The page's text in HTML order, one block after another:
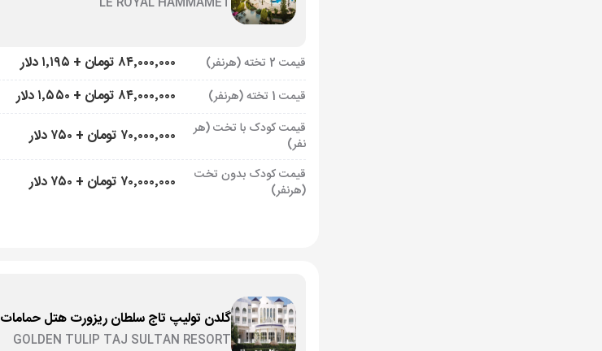
قیمت 2 تخته (هرنفر) ۸۴٬۰۰۰٬۰۰۰ تومان + ۱٬۱۹۵ دلار
قیمت 1 تخته (هرنفر) ۸۴٬۰۰۰٬۰۰۰ تومان + ۱٬۵۵۰ دلار
قیمت کودک با تخت (هر
نفر)
۷۰٬۰۰۰٬۰۰۰ تومان + ۷۵۰ دلار
قیمت کودک بدون تخت
(هرنفر)
۷۰٬۰۰۰٬۰۰۰ تومان + ۷۵۰ دلار
گلدن تولیپ تاج سلطان ریزورت هتل حمامات
GOLDEN TULIP TAJ SULTAN RESORT